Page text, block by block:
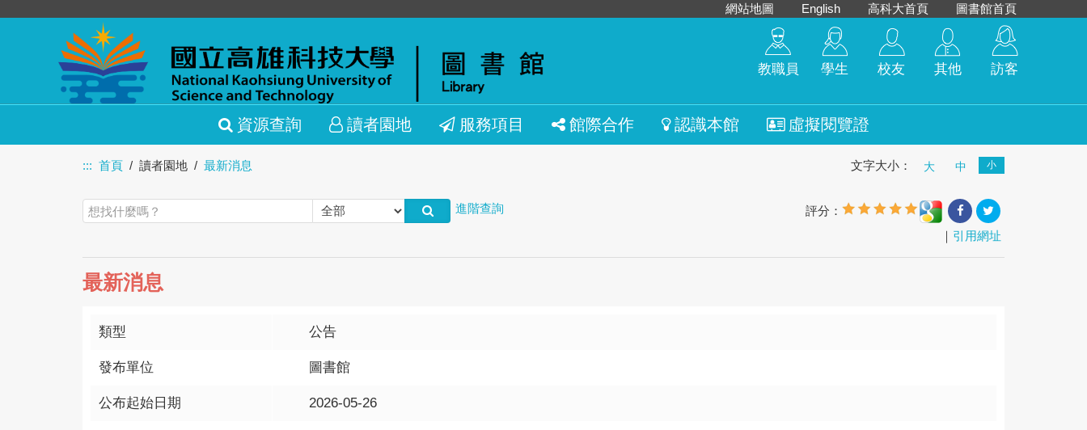
網站地圖 English 高科大首頁 圖書館首頁
教職員 學生 校友 其他 訪客
資源查詢 讀者園地 服務項目 館際合作 認識本館 虛擬閱覽證
::: 首頁 讀者園地 最新消息 文字大小： 大 中 小
進階查詢
評分：
｜ 引用網址
最新消息
類型 公告
發布單位 圖書館
公布起始日期 2026-05-26